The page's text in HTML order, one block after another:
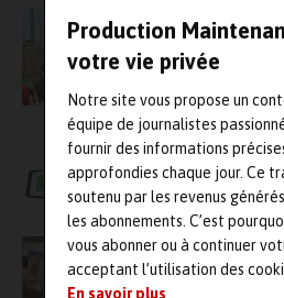
Production
votre vie privée
Notre site vous propose un
équipe de journalistes
fournir des informations
approfondies chaque jour. Ce
soutenu par les revenus
les abonnements. C’est
vous abonner ou à continuer
acceptant l’utilisation des
En savoir plus
Le salon Global
14 mars
Astrée Software
une nouvelle
Sur Global
Forum